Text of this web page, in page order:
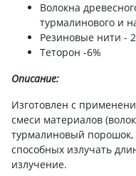
Волокна
турмалинового и
Резиновые нити -
Теторон -6%
Описание:
Изготовлен с
смеси материалов
турмалиновый
способных излучать
излучение.